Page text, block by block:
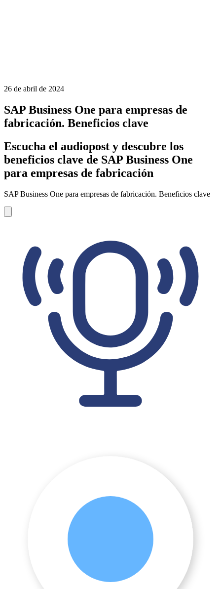
26 de abril de 2024
SAP Business One para empresas de
fabricación. Beneficios clave
Escucha el audiopost y descubre los
beneficios clave de SAP Business One
para empresas de fabricación
SAP Business One para empresas de fabricación. Beneficios clave